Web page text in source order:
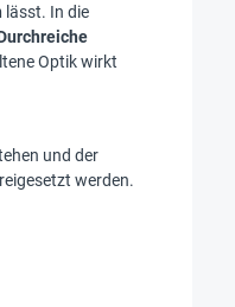
lässt. In die
Optik wirkt
und der
werden.